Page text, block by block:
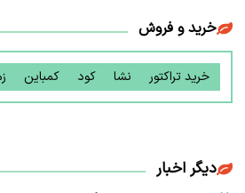
خرید و فروش
خرید تراکتور نشا کود کمباین
دیگر اخبار